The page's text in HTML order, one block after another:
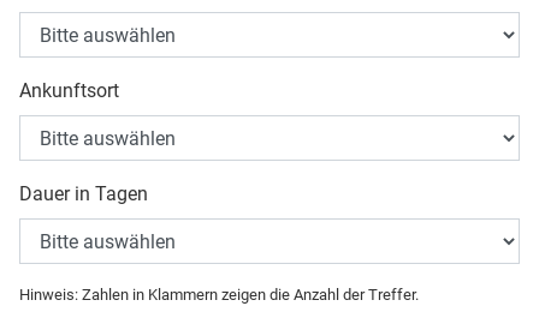
Ankunftsort
Dauer in Tagen
Hinweis: Zahlen in Klammern zeigen die Anzahl der Treffer.